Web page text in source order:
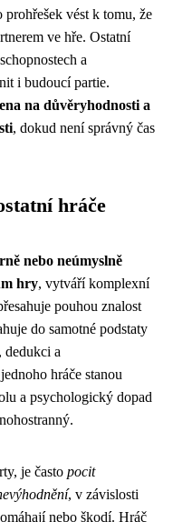
vést k tomu, že
ve hře. Ostatní
a
i budoucí partie.
na důvěryhodnosti a
, dokud není správný čas
hráče
nebo neúmyslně
hry, vytváří komplexní
pouhou znalost
do samotné podstaty
dedukci a
hráče stanou
a psychologický dopad
je často pocit
, v závislosti
nebo škodí. Hráč